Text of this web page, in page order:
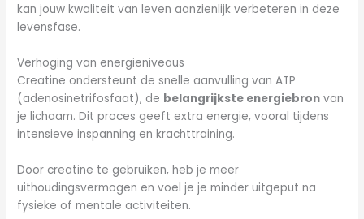
kan jouw kwaliteit van leven aanzienlijk verbeteren in deze
levensfase.
Verhoging van energieniveaus
Creatine ondersteunt de snelle aanvulling van ATP
(adenosinetrifosfaat), de belangrijkste energiebron van
je lichaam. Dit proces geeft extra energie, vooral tijdens
intensieve inspanning en krachttraining.
Door creatine te gebruiken, heb je meer
uithoudingsvermogen en voel je je minder uitgeput na
fysieke of mentale activiteiten.